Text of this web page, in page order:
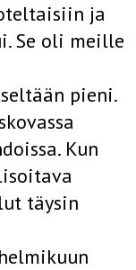
ja
Se oli meille
pieni.
Kun
täysin